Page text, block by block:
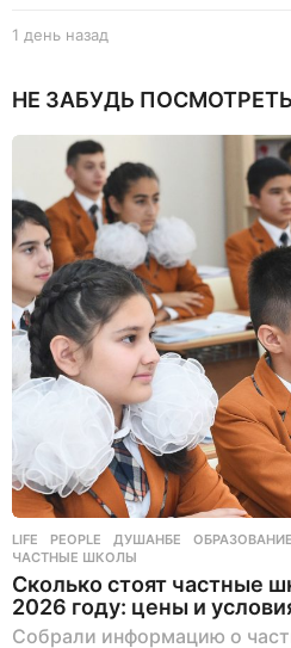
1 день назад
н
а
з
а
НЕ ЗАБУДЬ ПОСМОТРЕТЬ
LIFE ,PEOPLE ДУШАНБЕ ,ОБРАЗОВАНИЕ
ЧАСТНЫЕ ШКОЛЫ
Сколько стоят частные
2026 году: цены и
Собрали информацию о